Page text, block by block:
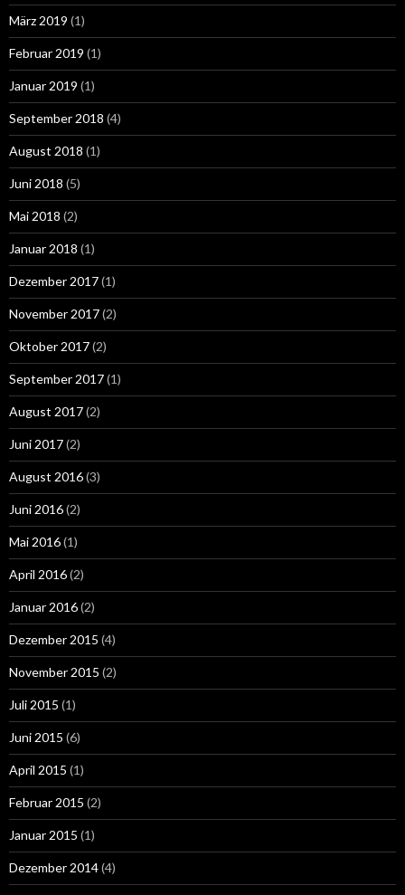
März 2019 (1)
Februar 2019 (1)
Januar 2019 (1)
September 2018 (4)
August 2018 (1)
Juni 2018 (5)
Mai 2018 (2)
Januar 2018 (1)
Dezember 2017(1)
November 2017(2)
Oktober 2017(2)
September 2017(1)
August 2017(2)
Juni 2017(2)
August 2016(3)
Juni 2016(2)
Mai 2016(1)
April 2016(2)
Januar 2016(2)
Dezember 2015 (4)
November 2015 (2)
Juli 2015 (1)
Juni 2015 (6)
April 2015 (1)
Februar 2015 (2)
Januar 2015 (1)
Dezember 2014(4)